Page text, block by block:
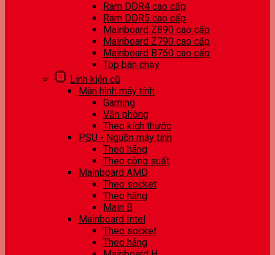
Ram DDR4 cao cấp
Ram DDR5 cao cấp
Mainboard Z890 cao cấp
Mainboard Z790 cao cấp
Mainboard B760 cao cấp
Top bán chạy
Linh kiện cũ
Màn hình máy tính
Gaming
Văn phòng
Theo kích thước
PSU - Nguồn máy tính
Theo hãng
Theo công suất
Mainboard AMD
Theo socket
Theo hãng
Main B
Mainboard Intel
Theo socket
Theo hãng